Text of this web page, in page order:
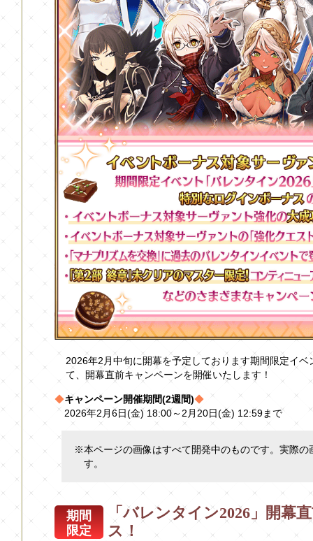
2026年2月中旬に開幕を予定しております期間限定イ
て、開幕直前キャンペーンを開催いたします！
◆キャンペーン開催期間(2週間)◆
2026年2月6日(金) 18:00～2月20日(金) 12:59まで
※本ページの画像はすべて開発中のものです。実際の
す。
期間
限定
「バレンタイン2026」開幕
ス！